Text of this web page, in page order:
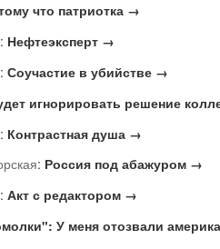
что патриотка →
: Нефтеэксперт →
: Соучастие в убийстве →
игнорировать решение
: Контрастная душа →
: Россия под абажуром →
: Акт с редактором →
У меня отозвали